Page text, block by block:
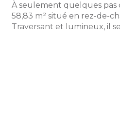
À seulement quelques
58,83 m² situé en rez-de-
Traversant et lumineux, il
L'appartement bénéficie
Des travaux de rénovation
de bains, ainsi qu'un